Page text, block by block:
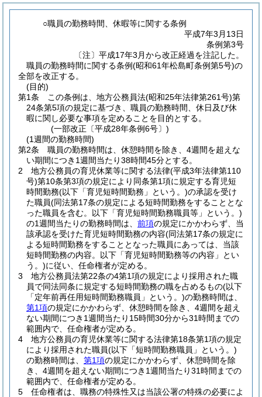
○職員の勤務時間、休暇等に関する条例
平成7年3月13日
条例第3号
〔注〕平成17年3月から改正経過を注記した。
職員の勤務時間に関する条例(昭和61年松島町条例第5号)の
全部を改正する。
(目的)
第1条
この条例は、地方公務員法(昭和25年法律第261号)第
24条第5項の規定に基づき、職員の勤務時間、休日及び休
暇に関し必要な事項を定めることを目的とする。
(一部改正〔平成28年条例6号〕)
(1週間の勤務時間)
第2条
職員の勤務時間は、休憩時間を除き、4週間を超えな
い期間につき1週間当たり38時間45分とする。
2
地方公務員の育児休業等に関する法律(平成3年法律第110
号)第10条第3項の規定により同条第1項に規定する育児短
時間勤務(以下「育児短時間勤務」という。)の承認を受け
た職員(同法第17条の規定による短時間勤務をすることとな
った職員を含む。以下「育児短時間勤務職員等」という。)
の1週間当たりの勤務時間は、 前項の規定にかかわらず、当
該承認を受けた育児短時間勤務の内容(同法第17条の規定に
よる短時間勤務をすることとなった職員にあっては、当該
短時間勤務の内容。以下「育児短時間勤務等の内容」とい
う。)に従い、任命権者が定める。
3
地方公務員法第22条の4第1項の規定により採用された職
員で同法同条に規定する短時間勤務の職を占めるもの(以下
「定年前再任用短時間勤務職員」という。)の勤務時間は、
第1項の規定にかかわらず、休憩時間を除き、4週間を超え
ない期間につき1週間当たり15時間30分から31時間までの
範囲内で、任命権者が定める。
4
地方公務員の育児休業等に関する法律第18条第1項の規定
により採用された職員(以下「短時間勤務職員」という。)
の勤務時間は、 第1項の規定にかかわらず、休憩時間を除
き、4週間を超えない期間につき1週間当たり31時間までの
範囲内で、任命権者が定める。
5
任命権者は、職務の特殊性又は当該公署の特殊の必要によ